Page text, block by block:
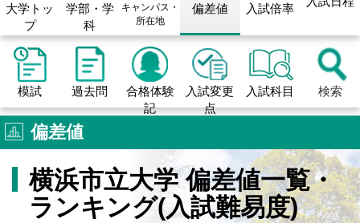
大学トッ
プ
学部・学
科
キャンパス・
所在地
偏差値 入試倍率
模試 過去問
合格体験
記
入試変更
点
入試科目 検索
偏差値
横浜市立大学 偏差値一覧・
ランキング(入試難易度)